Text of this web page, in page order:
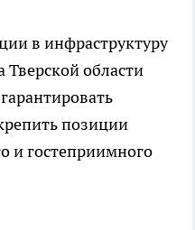
в инфраструктуру
области
позиции
и гостеприимного